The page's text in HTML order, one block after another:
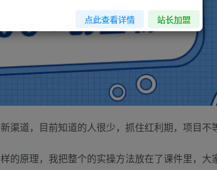
渠道，目前知道的人很少，抓住红利期，项目不
的原理，我把整个的实操方法放在了课件里，大
点此查看详情 站长加盟